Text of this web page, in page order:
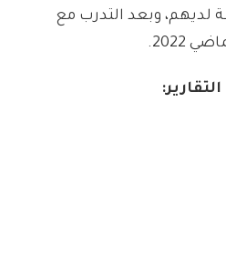
لديهم، وبعد التدرب مع
2022.